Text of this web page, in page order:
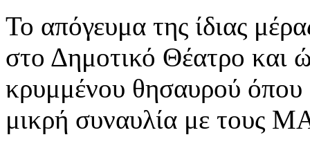
Το απόγευμα της ίδιας
στο Δημοτικό Θέατρο και
κρυμμένου θησαυρού όπου
μικρή συναυλία με τους